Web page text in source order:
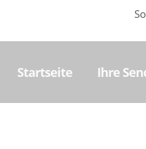
Startseite Ihre